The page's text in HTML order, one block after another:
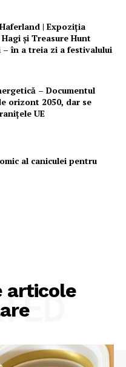
| Expoziţia
şi Treasure Hunt
în a treia zi a festivalului
– Documentul
orizont 2050, dar se
UE
al caniculei pentru
articole